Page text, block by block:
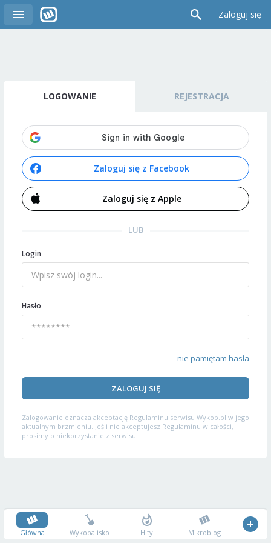
Zaloguj się
LOGOWANIE REJESTRACJA
Zaloguj się z Facebook
Zaloguj się z Apple
LUB
Login
Hasło
nie pamiętam hasła
ZALOGUJ SIĘ
Zalogowanie oznacza akceptację Regulaminu serwisu Wykop.pl w jego
aktualnym brzmieniu. Jeśli nie akceptujesz Regulaminu w całości,
prosimy o niekorzystanie z serwisu.
Główna Wykopalisko Hity Mikroblog